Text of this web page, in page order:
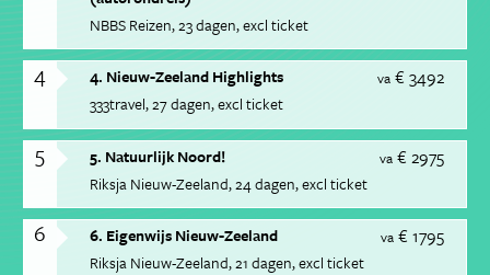
NBBS Reizen 23 dagen excl ticket
4 va € 3492
4. Nieuw-Zeeland Highlights
333travel 27 dagen excl ticket
5 va € 2975
5. Natuurlijk Noord!
Riksja Nieuw-Zeeland 24 dagen excl ticket
6 va € 1795
6. Eigenwijs Nieuw-Zeeland
Riksja Nieuw-Zeeland 21 dagen excl ticket